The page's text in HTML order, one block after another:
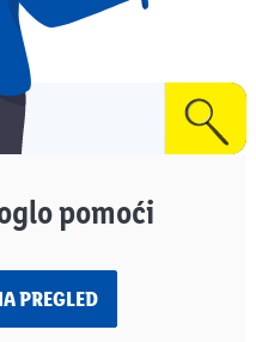
pomoći
PREGLED